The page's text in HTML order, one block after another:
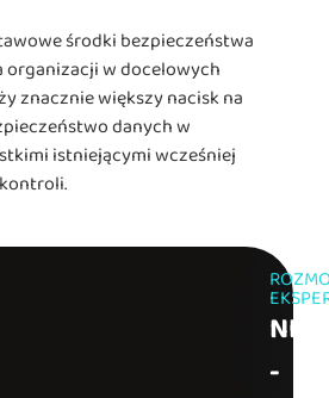
środki bezpieczeństwa
w docelowych
znacznie większy nacisk na
danych w
istniejącymi wcześniej
NIS2
-